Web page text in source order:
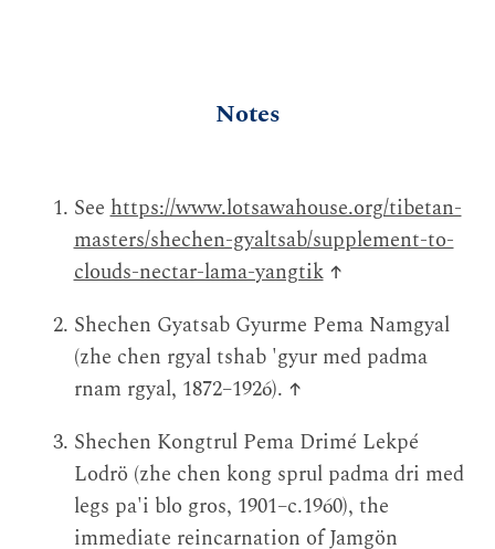
Notes
Seehttps://www.lotsawahouse.org/tibetan-
masters/shechen-gyaltsab/supplement-to-
clouds-nectar-lama-yangtik ↑
Shechen Gyatsab Gyurme Pema Namgyal
(zhe chen rgyal tshab 'gyur med padma
rnam rgyal, 1872–1926). ↑
Shechen Kongtrul Pema Drimé Lekpé
Lodrö (zhe chen kong sprul padma dri med
legs pa'i blo gros, 1901–c.1960), the
immediate reincarnation of Jamgön